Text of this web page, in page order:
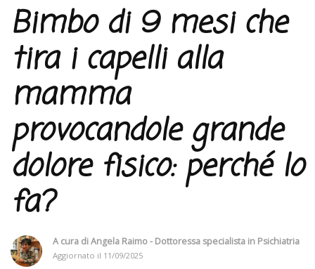
Bimbo di 9 mesi che
tira i capelli alla
mamma
provocandole grande
dolore fisico: perché lo
fa?
A cura diAngela Raimo - Dottoressa specialista in Psichiatria
Aggiornato il 11/09/2025